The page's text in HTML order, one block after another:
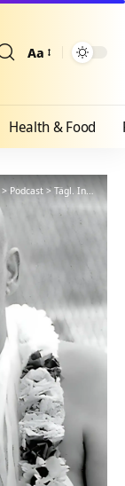
Aa
Health & Food
> Podcast> Tägl. Inspiration